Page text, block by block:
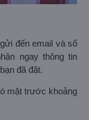
đến email và số
ngay thông tin
đã đặt.
mặt trước khoảng